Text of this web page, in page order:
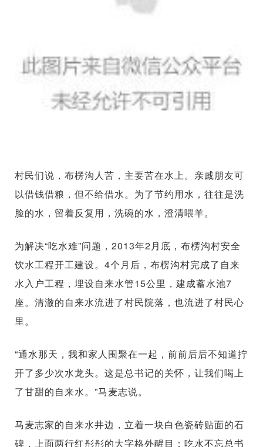
村民们说，布楞沟人苦，主要苦在水上。亲戚朋友可
以借钱借粮，但不给借水。为了节约用水，往往是洗
脸的水，留着反复用，洗碗的水，澄清喂羊。
为解决“吃水难”问题，2013年2月底，布楞沟村安全
饮水工程开工建设。4个月后，布楞沟村完成了自来
水入户工程，埋设自来水管15公里，建成蓄水池7
座。清澈的自来水流进了村民院落，也流进了村民心
里。
“通水那天，我和家人围聚在一起，前前后后不知道拧
开了多少次水龙头。这是总书记的关怀，让我们喝上
了甘甜的自来水。”马麦志说。
马麦志家的自来水井边，立着一块白色瓷砖贴面的石
碑，上面两行红彤彤的大字格外醒目：吃水不忘总书